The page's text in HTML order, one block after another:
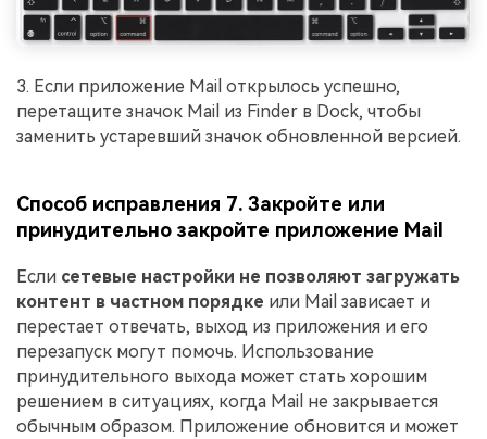
3. Если приложение Mail открылось успешно,
перетащите значок Mail из Finder в Dock, чтобы
заменить устаревший значок обновленной версией.
Способ исправления 7. Закройте или
принудительно закройте приложение Mail
Если сетевые настройки не позволяют загружать
контент в частном порядке или Mail зависает и
перестает отвечать, выход из приложения и его
перезапуск могут помочь. Использование
принудительного выхода может стать хорошим
решением в ситуациях, когда Mail не закрывается
обычным образом. Приложение обновится и может